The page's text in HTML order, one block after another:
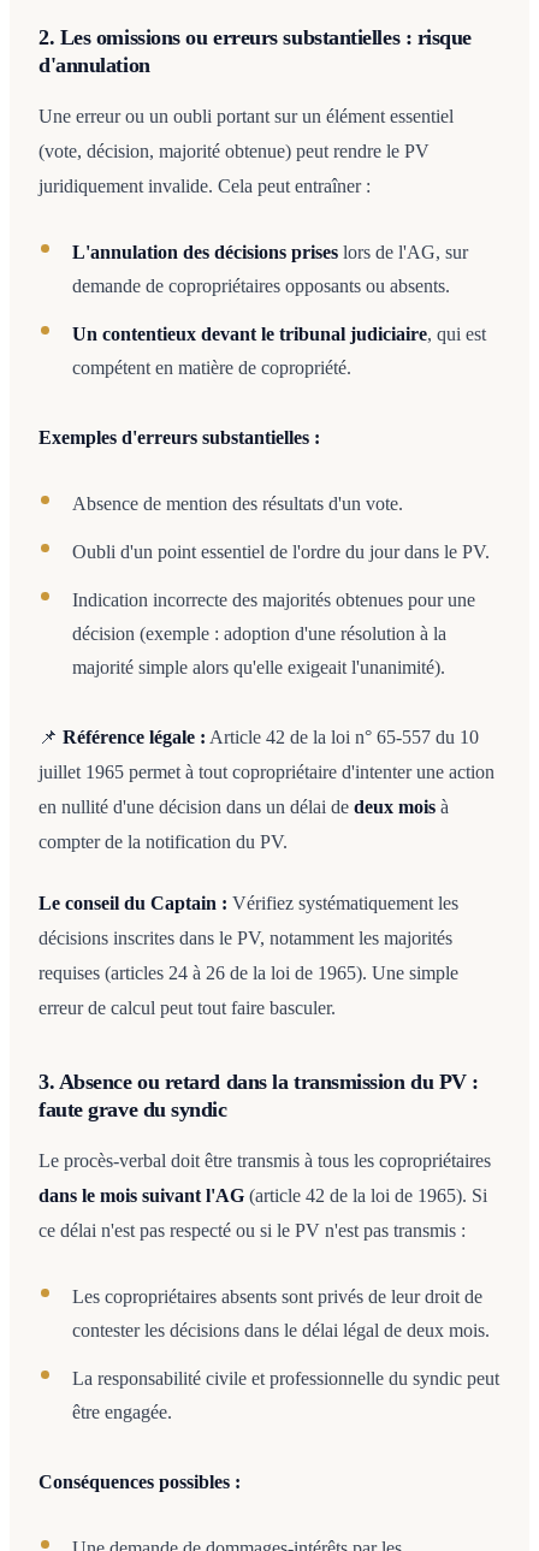
2. Les omissions ou erreurs substantielles : risque
d'annulation
Une erreur ou un oubli portant sur un élément essentiel
(vote, décision, majorité obtenue) peut rendre le PV
juridiquement invalide. Cela peut entraîner :
L'annulation des décisions prises lors de l'AG, sur
demande de copropriétaires opposants ou absents.
Un contentieux devant le tribunal judiciaire, qui est
compétent en matière de copropriété.
Exemples d'erreurs substantielles :
Absence de mention des résultats d'un vote.
Oubli d'un point essentiel de l'ordre du jour dans le PV.
Indication incorrecte des majorités obtenues pour une
décision (exemple : adoption d'une résolution à la
majorité simple alors qu'elle exigeait l'unanimité).
📌 Référence légale : Article 42 de la loi n° 65-557 du 10
juillet 1965 permet à tout copropriétaire d'intenter une action
en nullité d'une décision dans un délai de deux mois à
compter de la notification du PV.
Le conseil du Captain : Vérifiez systématiquement les
décisions inscrites dans le PV, notamment les majorités
requises (articles 24 à 26 de la loi de 1965). Une simple
erreur de calcul peut tout faire basculer.
3. Absence ou retard dans la transmission du PV :
faute grave du syndic
Le procès-verbal doit être transmis à tous les copropriétaires
dans le mois suivant l'AG (article 42 de la loi de 1965). Si
ce délai n'est pas respecté ou si le PV n'est pas transmis :
Les copropriétaires absents sont privés de leur droit de
contester les décisions dans le délai légal de deux mois.
La responsabilité civile et professionnelle du syndic peut
être engagée.
Conséquences possibles :